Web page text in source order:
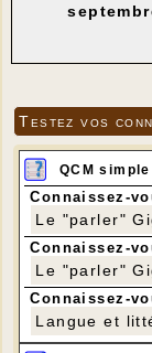
Testez vos
QCM simple
Connaissez-
Le "parler"
Connaissez-
Le "parler"
Connaissez-
Langue et